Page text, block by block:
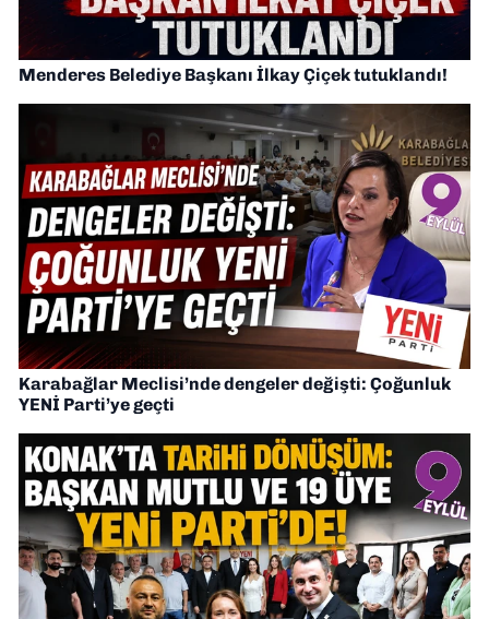
Menderes Belediye Başkanı İlkay Çiçek tutuklandı!
Karabağlar Meclisi’nde dengeler değişti: Çoğunluk
YENİ Parti’ye geçti